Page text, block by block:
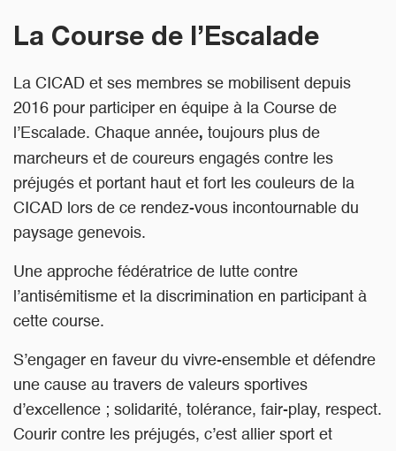
La Course de l’Escalade
La CICAD et ses membres se mobilisent depuis
2016 pour participer en équipe à la Course de
l’Escalade. Chaque année, toujours plus de
marcheurs et de coureurs engagés contre les
préjugés et portant haut et fort les couleurs de la
CICAD lors de ce rendez-vous incontournable du
paysage genevois.
Une approche fédératrice de lutte contre
l’antisémitisme et la discrimination en participant à
cette course.
S’engager en faveur du vivre-ensemble et défendre
une cause au travers de valeurs sportives
d’excellence ; solidarité, tolérance, fair-play, respect.
Courir contre les préjugés, c’est allier sport et